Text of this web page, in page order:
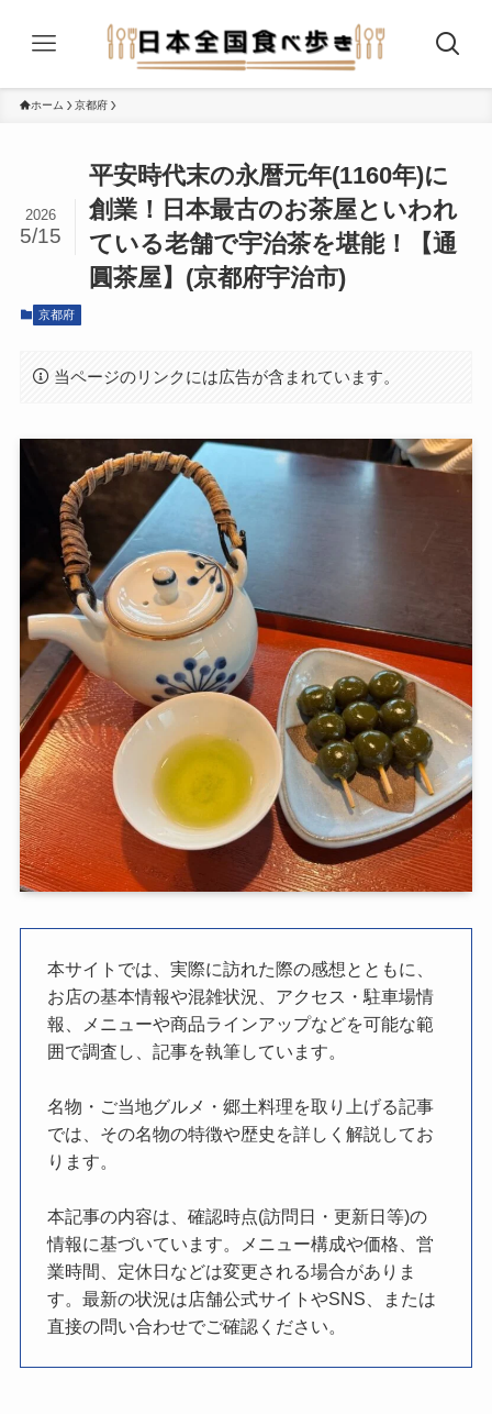
ホーム 京都府
平安時代末の永暦元年(1160年)に
創業！日本最古のお茶屋といわれ
ている老舗で宇治茶を堪能！【通
圓茶屋】(京都府宇治市)
2026
5/15
京都府
当ページのリンクには広告が含まれています。
本サイトでは、実際に訪れた際の感想とともに、
お店の基本情報や混雑状況、アクセス・駐車場情
報、メニューや商品ラインアップなどを可能な範
囲で調査し、記事を執筆しています。
名物・ご当地グルメ・郷土料理を取り上げる記事
では、その名物の特徴や歴史を詳しく解説してお
ります。
本記事の内容は、確認時点(訪問日・更新日等)の
情報に基づいています。メニュー構成や価格、営
業時間、定休日などは変更される場合がありま
す。最新の状況は店舗公式サイトやSNS、または
直接の問い合わせでご確認ください。